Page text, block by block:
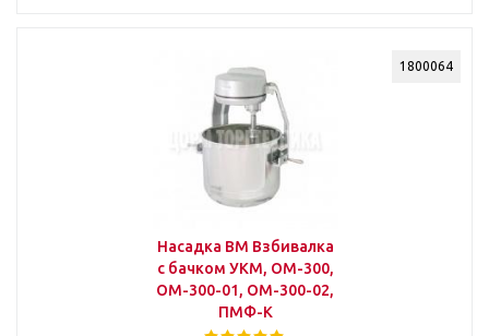
1800064
Насадка ВМ Взбивалка
с бачком УКМ, ОМ-300,
ОМ-300-01, ОМ-300-02,
ПМФ-К